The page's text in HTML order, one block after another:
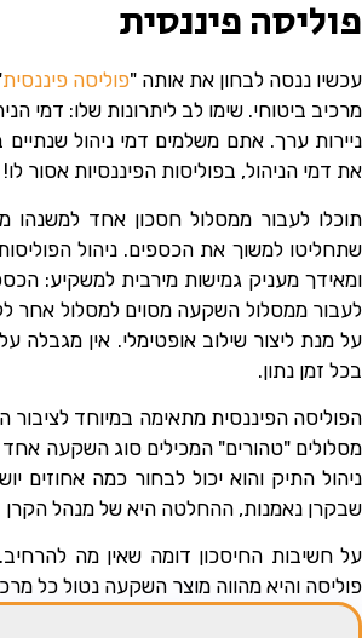
פוליסה פיננסית
עכשיו ננסה לבחון את אותה "פוליסה פיננסית
מרכיב ביטוחי. שימו לב ליתרונות שלו: דמי
את דמי הניהול, בפוליסות הפיננסיות אסור לו!
תוכלו לעבור ממסלול חסכון אחד
שתחליטו למשוך את הכספים. ניהול
ומאידך מעניק גמישות מירבית למשקיע:
לעבור ממסלול השקעה מסוים למסלול אחר
על מנת ליצור שילוב אופטימלי. אין
בכל זמן נתון.
הפוליסה הפיננסית מתאימה במיוחד לציבור
מסלולים "טהורים" המכילים סוג השקעה
ניהול התיק והוא יכול לבחור כמה אחוזים
שבקרן נאמנות, ההחלטה היא של מנהל
על חשיבות החיסכון דומה שאין מה
פוליסה והיא מהווה מוצר השקעה נטול כל